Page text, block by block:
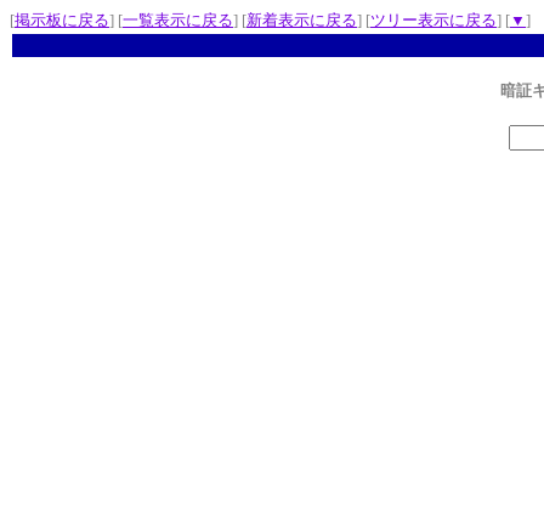
[掲示板に戻る] [一覧表示に戻る] [新着表示に戻る] [ツリー表示に戻る] [▼ ]
暗証